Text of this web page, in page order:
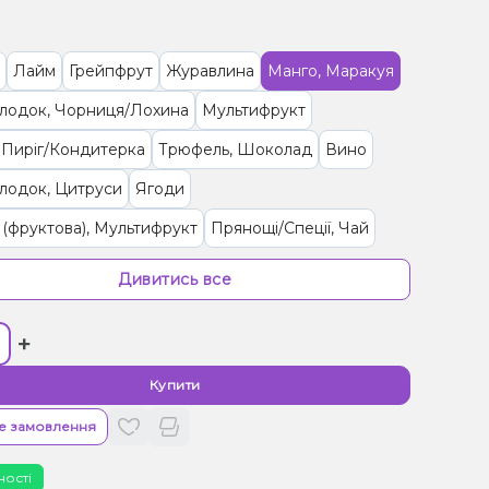
Лайм Грейпфрут Журавлина
Манго, Маракуя
Чорниця/Лохина
Мультифрукт
Кондитерка
Трюфель, Шоколад
Вино
Цитруси
Ягоди
Мультифрукт
Прянощі/Спеції, Чай
Спеції, Яблуко
Енергетик
Лід/Холодок
Мультифрукт, Ягоди
Слива
Крем, Ягоди
Желейки
Ром
Дивитись все
+
Купити
замовлення